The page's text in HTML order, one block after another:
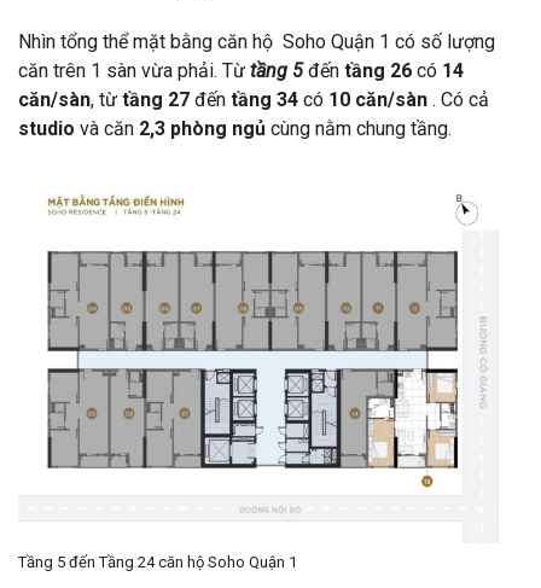
Nhìn tổng thể mặt bằng căn hộ Soho Quận 1 có số lượng
căn trên 1 sàn vừa phải. Từ tầng 5đến tầng 26 có 14
căn/sàn, từ tầng 27 đến tầng 34 có 10 căn/sàn . Có cả
studio và căn 2,3 phòng ngủ cùng nằm chung tầng.
Tầng 5 đến Tầng 24 căn hộ Soho Quận 1